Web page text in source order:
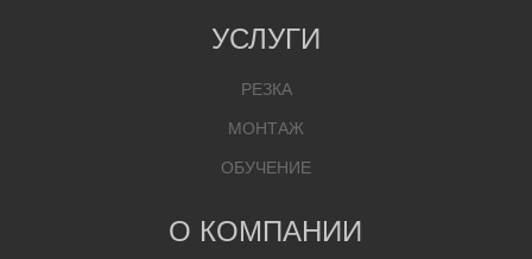
УСЛУГИ
РЕЗКА
МОНТАЖ
ОБУЧЕНИЕ
О КОМПАНИИ